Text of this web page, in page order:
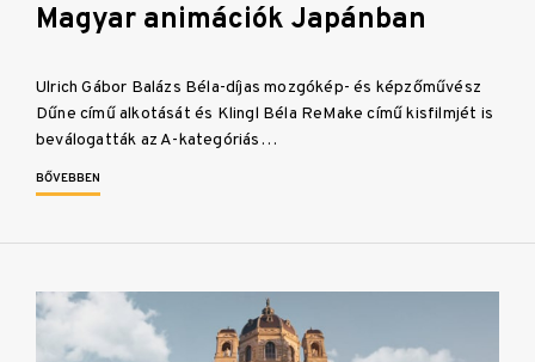
Magyar animációk Japánban
Ulrich Gábor Balázs Béla-díjas mozgókép- és képzőművész
Dűne című alkotását és Klingl Béla ReMake című kisfilmjét is
beválogatták az A-kategóriás…
BŐVEBBEN